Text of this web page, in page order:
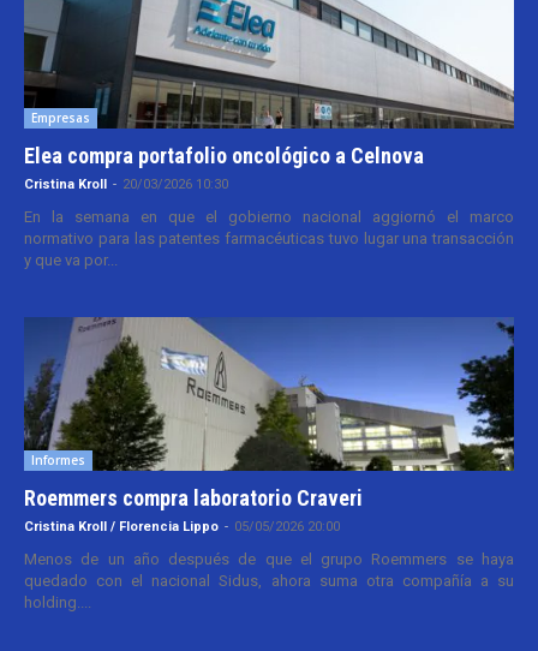
Empresas
Elea compra portafolio oncológico a Celnova
Cristina Kroll - 20/03/2026 10:30
En la semana en que el gobierno nacional aggiornó el marco
normativo para las patentes farmacéuticas tuvo lugar una transacción
y que va por...
Informes
Roemmers compra laboratorio Craveri
Cristina Kroll / Florencia Lippo - 05/05/2026 20:00
Menos de un año después de que el grupo Roemmers se haya
quedado con el nacional Sidus, ahora suma otra compañía a su
holding....